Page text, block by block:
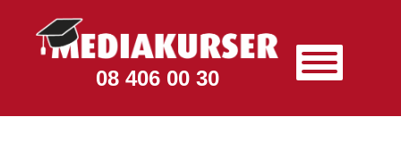
08 406 00 30